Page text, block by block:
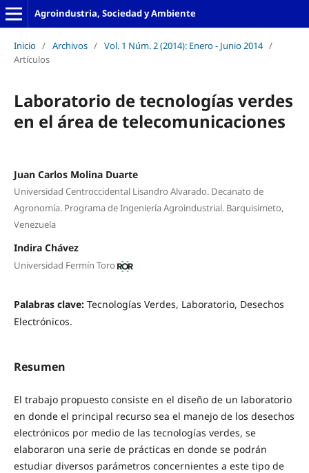
Agroindustria, Sociedad y Ambiente
Inicio / Archivos / Vol. 1 Núm. 2 (2014): Enero - Junio 2014 /
Artículos
Laboratorio de tecnologías verdes
en el área de telecomunicaciones
Juan Carlos Molina Duarte
Universidad Centroccidental Lisandro Alvarado. Decanato de
Agronomía. Programa de Ingeniería Agroindustrial. Barquisimeto,
Venezuela
Indira Chávez
Universidad Fermín Toro
Palabras clave: Tecnologías Verdes, Laboratorio, Desechos
Electrónicos.
Resumen
El trabajo propuesto consiste en el diseño de un laboratorio
en donde el principal recurso sea el manejo de los desechos
electrónicos por medio de las tecnologías verdes, se
elaboraron una serie de prácticas en donde se podrán
estudiar diversos parámetros concernientes a este tipo de